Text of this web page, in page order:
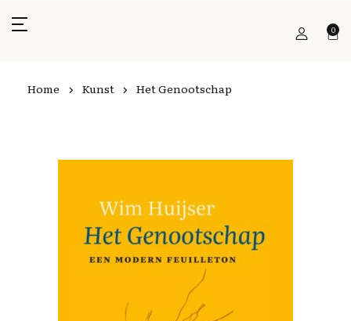
0
Home Kunst Het Genootschap